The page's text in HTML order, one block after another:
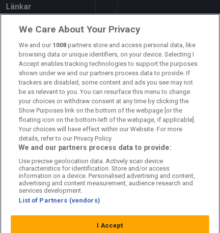
Länkar
Om oss
Kontakta oss
Kundtjänst
Sponsor: Rekatochklart
Annonsera på Fotbolldirekt
Redaktionell policy
Personuppgiftspolicy
Cookiepolicy
Arkiv
We Care About Your Privacy
We and our 1008 partners store and access personal data, like
browsing data or unique identifiers, on your device. Selecting I
Accept enables tracking technologies to support the purposes
shown under we and our partners process data to provide. If
trackers are disabled, some content and ads you see may not
be as relevant to you. You can resurface this menu to change
your choices or withdraw consent at any time by clicking the
Show Purposes link on the bottom of the webpage [or the
floating icon on the bottom-left of the webpage, if applicable].
Your choices will have effect within our Website. For more
details, refer to our Privacy Policy.
We and our partners process data to provide:
Use precise geolocation data. Actively scan device
characteristics for identification. Store and/or access
information on a device. Personalised advertising and content,
advertising and content measurement, audience research and
services development.
List of Partners (vendors)
I Accept